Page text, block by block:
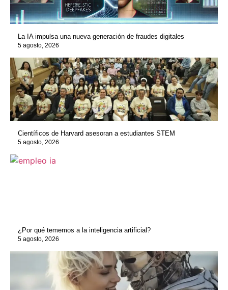
La IA impulsa una nueva generación de fraudes digitales
5 agosto, 2026
Científicos de Harvard asesoran a estudiantes STEM
5 agosto, 2026
¿Por qué tememos a la inteligencia artificial?
5 agosto, 2026